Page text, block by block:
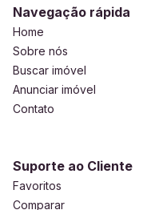
Navegação rápida
Home
Sobre nós
Buscar imóvel
Anunciar imóvel
Contato
Suporte ao Cliente
Favoritos
Comparar